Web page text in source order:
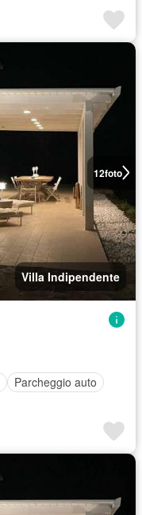
12foto
Villa Indipendente
Parcheggio auto